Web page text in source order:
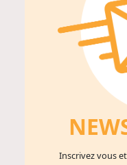
Inscrivez vous